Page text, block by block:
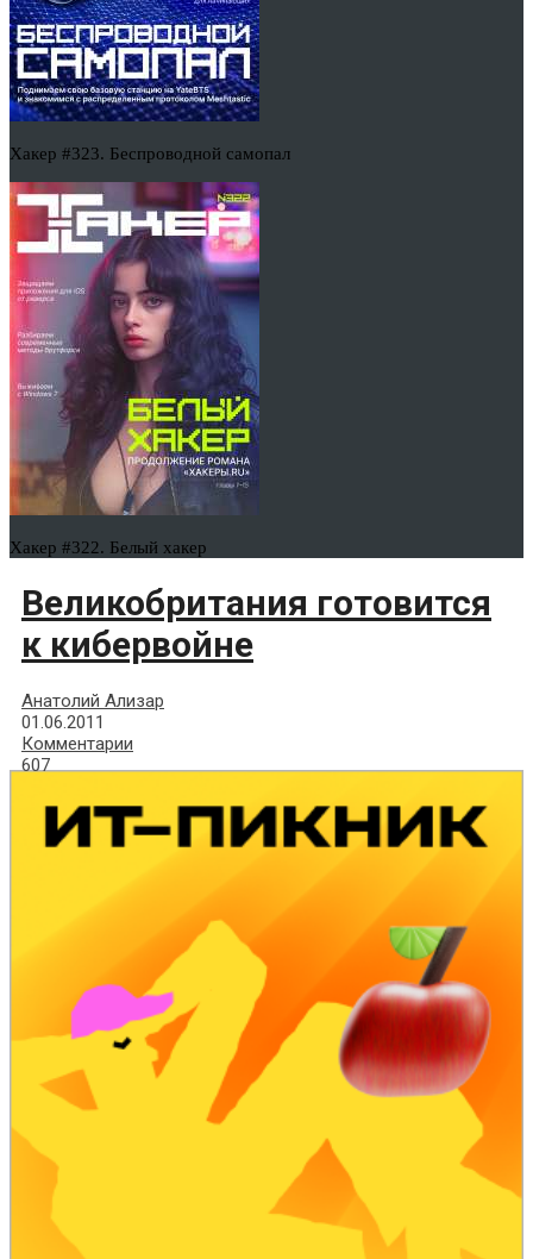
Хакер #323. Беспроводной самопал
Хакер #322. Белый хакер
Великобритания готовится
к кибервойне
Анатолий Ализар
01.06.2011
Комментарии
607